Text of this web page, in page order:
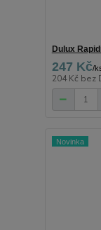
Dulux
247 Kč/
204 Kč bez
Novinka